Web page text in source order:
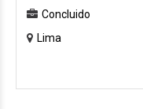
Concluido
Lima